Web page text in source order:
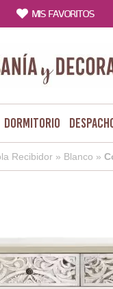
MIS FAVORITOS
Dormitorio
Recibidor » Blanco »